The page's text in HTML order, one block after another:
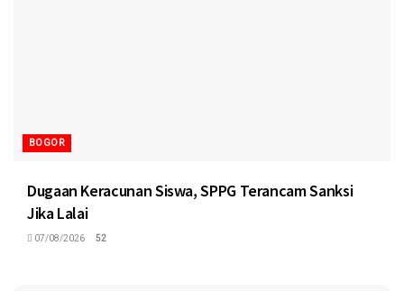
BOGOR
Dugaan Keracunan Siswa, SPPG Terancam Sanksi
Jika Lalai
07/08/2026 52